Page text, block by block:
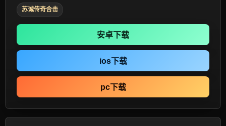
苏诚传奇合击
安卓下载
ios下载
pc下载